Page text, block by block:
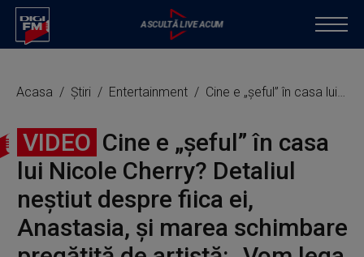
Acasa Știri Entertainment Cine e „șeful” în casa lui Nicole Cherry? Detaliul neștiut despre fiica ei, Anastasia, și marea schimbare pregătită de artistă: „Vom lega generații”
VIDEO Cine e „șeful” în casa
lui Nicole Cherry? Detaliul
neștiut despre fiica ei,
Anastasia, și marea schimbare